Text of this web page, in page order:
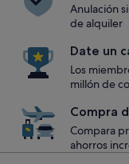
Anulación
de alquiler
Date un
Los
millón de
Compra
Compara
ahorros